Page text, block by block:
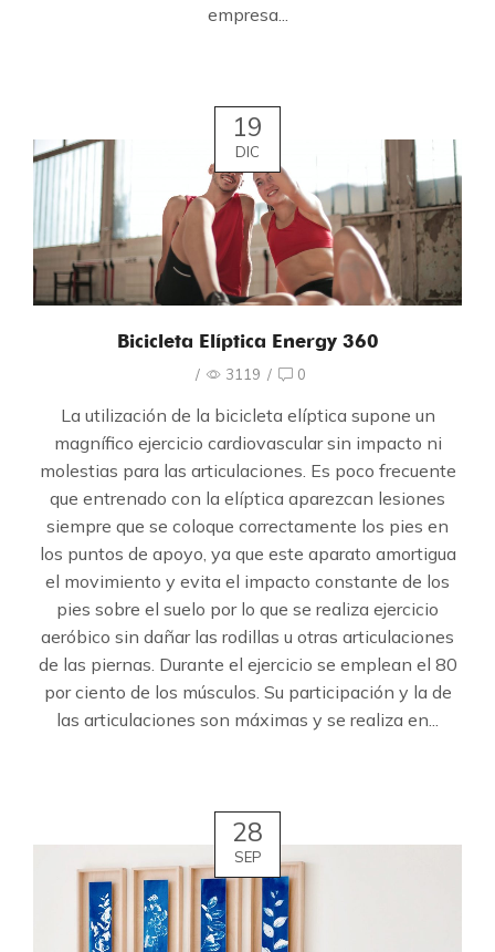
empresa...
19
DIC
Bicicleta Elíptica Energy 360
/ 3119 / 0
La utilización de la bicicleta elíptica supone un
magnífico ejercicio cardiovascular sin impacto ni
molestias para las articulaciones. Es poco frecuente
que entrenado con la elíptica aparezcan lesiones
siempre que se coloque correctamente los pies en
los puntos de apoyo, ya que este aparato amortigua
el movimiento y evita el impacto constante de los
pies sobre el suelo por lo que se realiza ejercicio
aeróbico sin dañar las rodillas u otras articulaciones
de las piernas. Durante el ejercicio se emplean el 80
por ciento de los músculos. Su participación y la de
las articulaciones son máximas y se realiza en...
28
SEP